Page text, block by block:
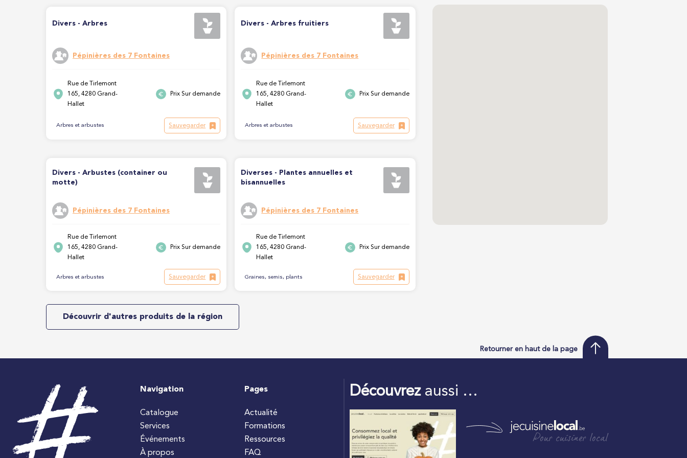
Divers - Arbres
Pépinières des 7 Fontaines
Rue de Tirlemont
165, 4280 Grand-
Hallet
Prix Sur demande
Arbres et arbustes Sauvegarder
Divers - Arbres fruitiers
Pépinières des 7 Fontaines
Rue de Tirlemont
165, 4280 Grand-
Hallet
Prix Sur demande
Arbres et arbustes Sauvegarder
Divers - Arbustes (container ou
motte)
Pépinières des 7 Fontaines
Rue de Tirlemont
165, 4280 Grand-
Hallet
Prix Sur demande
Arbres et arbustes Sauvegarder
Diverses - Plantes annuelles et
bisannuelles
Pépinières des 7 Fontaines
Rue de Tirlemont
165, 4280 Grand-
Hallet
Prix Sur demande
Graines, semis, plants Sauvegarder
Découvrir d'autres produits de la région
Retourner en haut de la page
Navigation
Catalogue
Services
Événements
À propos
Pages
Actualité
Formations
Ressources
FAQ
Découvrezaussi …
Pour cuisiner local